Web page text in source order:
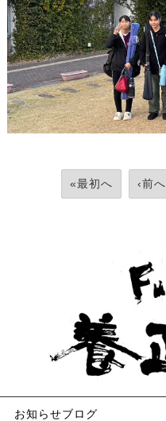
«最初へ ‹前へ
お知らせブログ